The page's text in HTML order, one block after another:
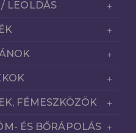
LEOLDÁS
FÉMESZKÖZÖK
ÉS BŐRÁPOLÁS